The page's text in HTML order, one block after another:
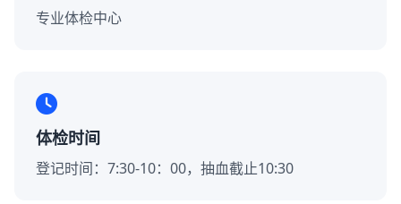
专业体检中心
体检时间
登记时间：7:30-10：00，抽血截止10:30